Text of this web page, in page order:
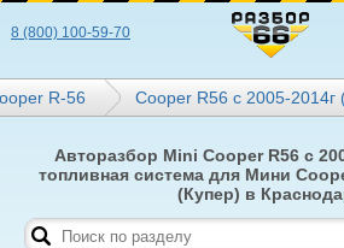
8 (800) 100-59-70
R-56 Cooper R56 с 2005-2014г
Авторазбор Mini Cooper R56 с
топливная система для Мини
(Купер) в